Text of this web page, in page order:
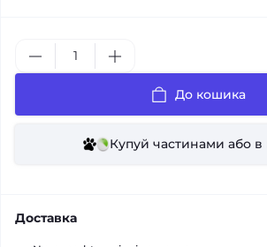
До кошика
Купуй частинами або в
Доставка